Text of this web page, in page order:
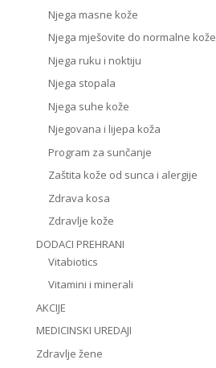
Njega masne kože
Njega mješovite do normalne kože
Njega ruku i noktiju
Njega stopala
Njega suhe kože
Njegovana i lijepa koža
Program za sunčanje
Zaštita kože od sunca i alergije
Zdrava kosa
Zdravlje kože
DODACI PREHRANI
Vitabiotics
Vitamini i minerali
AKCIJE
MEDICINSKI UREDAJI
Zdravlje žene